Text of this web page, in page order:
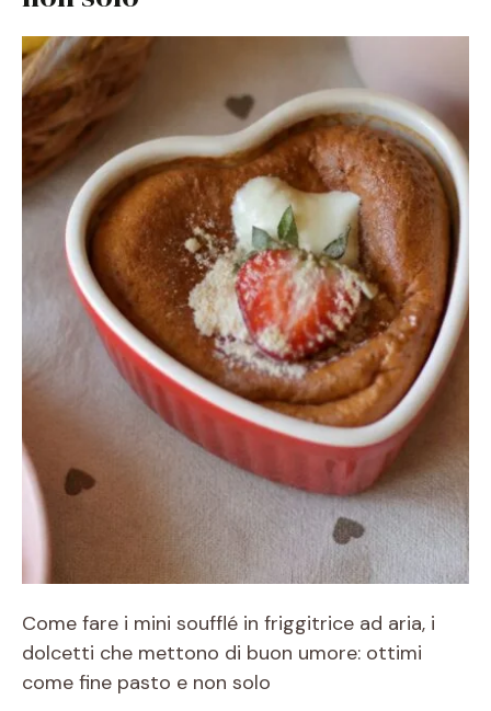
Come fare i mini soufflé in friggitrice ad aria, i
dolcetti che mettono di buon umore: ottimi
come fine pasto e non solo